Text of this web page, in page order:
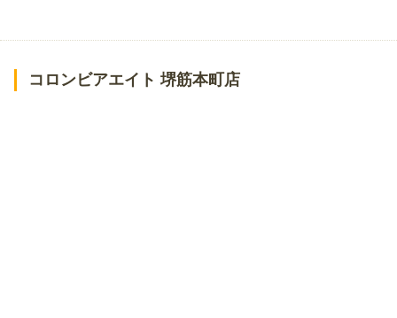
コロンビアエイト 堺筋本町店